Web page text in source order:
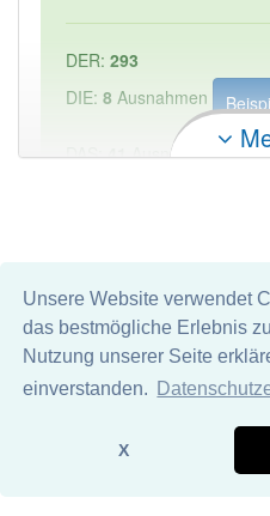
Unsere Website verwendet
das bestmögliche Erlebnis
Nutzung unserer Seite
einverstanden.
X
DER: 293
DIE: 8 Ausnahmen
DAS:41Ausnahmen
Häufigkeit: 2 von 10
Wörter mit Endung-
einem anderen Artikel: -1
91% unserer Spielapp-
Wir übernehmen keine
Richtigkeit und Vollständigkeit